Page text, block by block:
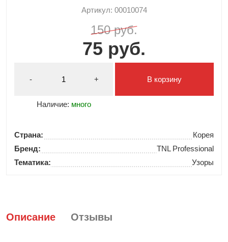
Артикул: 00010074
150 руб.
75 руб.
- +
Наличие: много
В корзину
Страна:
Корея
Бренд:
TNL Professional
Тематика:
Узоры
Описание Отзывы